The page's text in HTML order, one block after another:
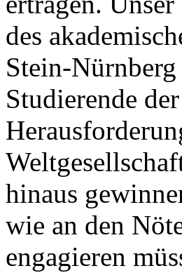
des
Stein-
Studierende
hinaus
wie an den
engagieren